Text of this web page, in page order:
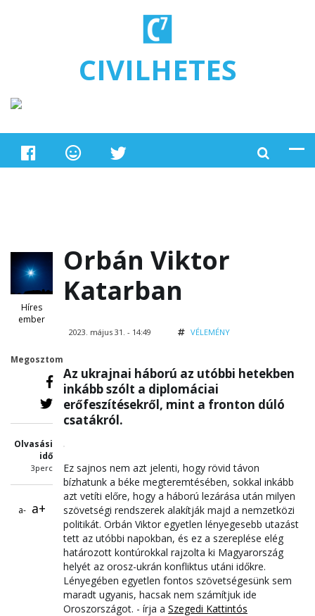
CIVILHETES
Híres
ember
Megosztom
Olvasási
idő
3perc
a- a+
Orbán Viktor
Katarban
2023. május 31. - 14:49 VÉLEMÉNY
Az ukrajnai háború az utóbbi hetekben
inkább szólt a diplomáciai
erőfeszítésekről, mint a fronton dúló
csatákról.
Ez sajnos nem azt jelenti, hogy rövid távon
bízhatunk a béke megteremtésében, sokkal inkább
azt vetíti előre, hogy a háború lezárása után milyen
szövetségi rendszerek alakítják majd a nemzetközi
politikát. Orbán Viktor egyetlen lényegesebb utazást
tett az utóbbi napokban, és ez a szereplése elég
határozott kontúrokkal rajzolta ki Magyarország
helyét az orosz-ukrán konfliktus utáni időkre.
Lényegében egyetlen fontos szövetségesünk sem
maradt ugyanis, hacsak nem számítjuk ide
Oroszországot. - írja a Szegedi Kattintós